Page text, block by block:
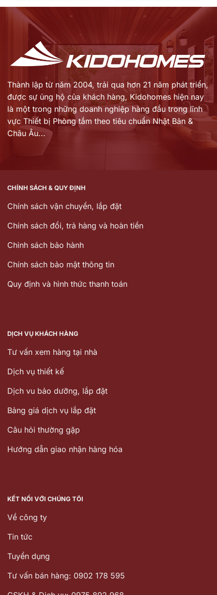
4.770.000 ₫.
2.862.000 ₫.
Thành lập từ năm 2004, trải qua hơn 21 năm phát triển,
được sự ủng hộ của khách hàng, Kidohomes hiện nay
là một trong những doanh nghiệp hàng đầu trong lĩnh
vực Thiết bị Phòng tắm theo tiêu chuẩn Nhật Bản &
Châu Âu...
CHÍNH SÁCH & QUY ĐỊNH
Chính sách vận chuyển, lắp đặt
Chính sách đổi, trả hàng và hoàn tiền
Chinh sách bảo hành
Chính sách bảo mật thông tin
Quy định và hình thức thanh toán
DỊCH VỤ KHÁCH HÀNG
Tư vấn xem hàng tại nhà
Dịch vụ thiết kế
Dịch vu bảo dưỡng, lắp đặt
Bảng giá dịch vụ lắp đặt
Câu hỏi thường gặp
Hướng dẫn giao nhận hàng hóa
KẾT NỐI VỚI CHÚNG TÔI
Về công ty
Tin tức
Tuyển dụng
Tư vấn bán hàng: 0902 178 595